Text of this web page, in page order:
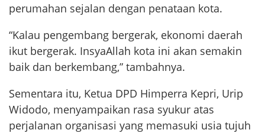
perumahan sejalan dengan penataan kota.
“Kalau pengembang bergerak, ekonomi daerah
ikut bergerak. InsyaAllah kota ini akan semakin
baik dan berkembang,” tambahnya.
Sementara itu, Ketua DPD Himperra Kepri, Urip
Widodo, menyampaikan rasa syukur atas
perjalanan organisasi yang memasuki usia tujuh